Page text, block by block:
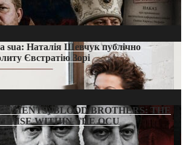
sua: Наталія Шевчук публічно
Євстратію Зорі
BLOOD BROTHERS: THE
WITHIN THE OCU